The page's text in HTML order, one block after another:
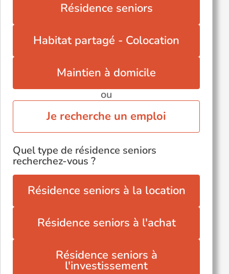
Résidence seniors
Habitat partagé - Colocation
Maintien à domicile
ou
Je recherche un emploi
Quel type de résidence seniors
recherchez-vous ?
Résidence seniors à la location
Résidence seniors à l'achat
Résidence seniors à
l'investissement